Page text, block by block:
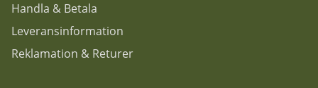
Handla & Betala
Leveransinformation
Reklamation & Returer